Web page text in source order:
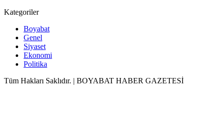
Kategoriler
Boyabat
Genel
Siyaset
Ekonomi
Politika
Tüm Hakları Saklıdır. | BOYABAT HABER GAZETESİ